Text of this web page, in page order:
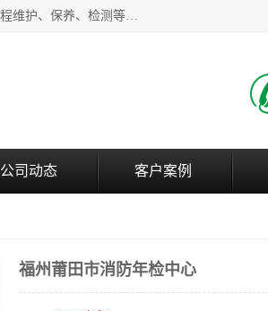
福建和天源消防安全科技有限公司厦门分公司经营范围：消防工程安全检测技术研发、技术咨询，消防工程维护、保养、检测等；主要的服务有：消防工程安全检测,消防工程施工,消防安全评估,消防维保,消防设施检测,消防维护保养,房屋安全鉴定,防雷装置检测,防火涂料检测,消防电气年检,泉州消防施工安装公司；消防器材、建材、五金制品零售。
公司动态 客户案例
福州莆田市消防年检中心